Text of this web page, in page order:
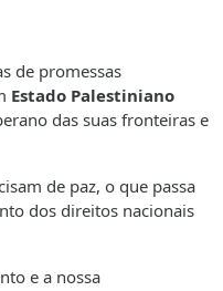
de promessas
Estado Palestiniano
das suas fronteiras e
de paz, o que passa
dos direitos nacionais
e a nossa